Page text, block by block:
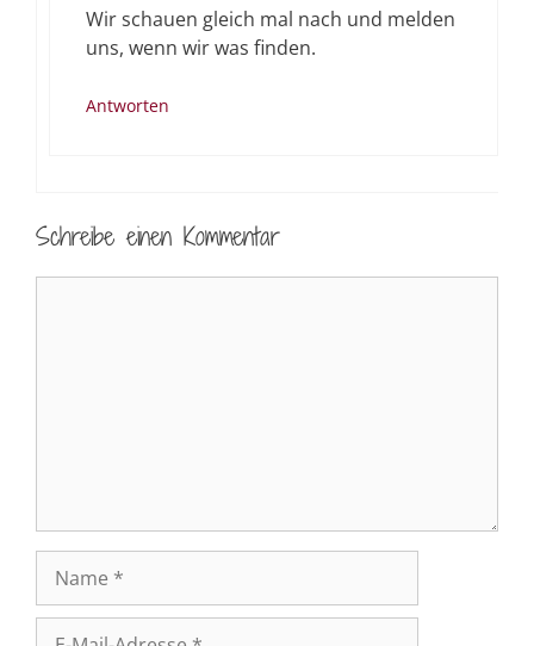
Wir schauen gleich mal nach und melden
uns, wenn wir was finden.
Antworten
Schreibe einen Kommentar